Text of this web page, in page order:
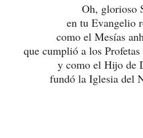
Oh, glorioso
en tu Evangelio
como el Mesías
que cumplió a los
y como el Hijo de
fundó la Iglesia del